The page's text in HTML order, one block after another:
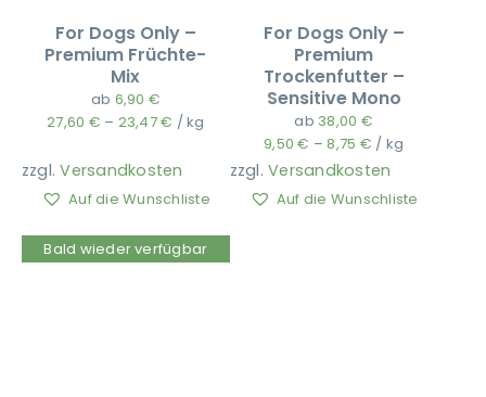
For Dogs Only –
Premium Früchte-
Mix
ab 6,90 €
27,60 € – 23,47€ /kg
zzgl.Versandkosten
Auf die Wunschliste
For Dogs Only –
Premium
Trockenfutter –
Sensitive Mono
ab 38,00 €
9,50€ –8,75 € / kg
zzgl.Versandkosten
Auf die Wunschliste
Bald wieder verfügbar